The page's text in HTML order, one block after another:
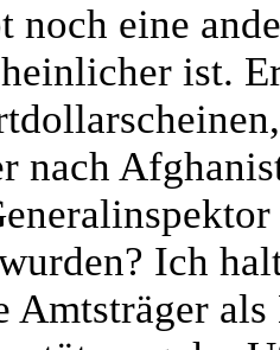
noch eine
ist.
nach
Ich
Amtsträger